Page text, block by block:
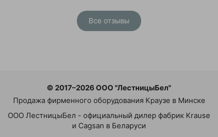
Все отзывы
© 2017–2026 ООО "ЛестницыБел"
Продажа фирменного оборудования Краузе в Минске
ООО ЛестницыБел - официальный дилер фабрик Krause
и Cagsan в Беларуси